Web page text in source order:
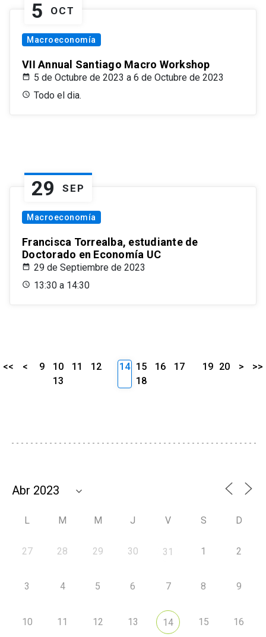
5 OCT
Macroeconomía
VII Annual Santiago Macro Workshop
5 de Octubre de 2023 a 6 de Octubre de 2023
Todo el dia.
29 SEP
Macroeconomía
Francisca Torrealba, estudiante de
Doctorado en Economía UC
29 de Septiembre de 2023
13:30 a 14:30
<< < 9 10 11
12
13
14 15 16
17
18
19 20 > >>
L M M J V S D
27 28 29 30 31 1 2
3 4 5 6 7 8 9
10 11 12 13 14 15 16